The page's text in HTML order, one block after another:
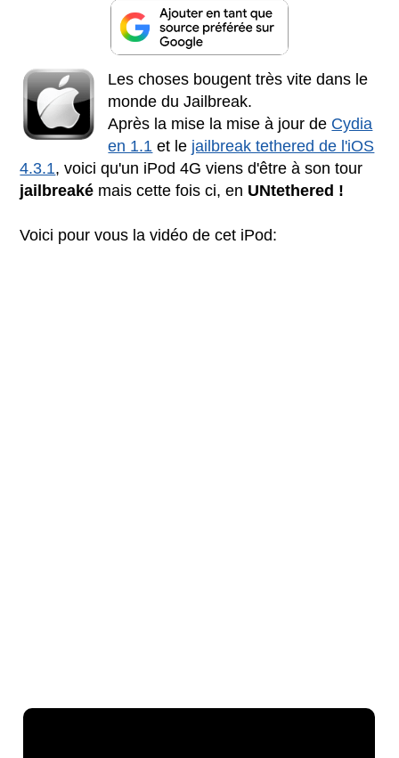
Les choses bougent très vite dans le
monde du Jailbreak.
Après la mise la mise à jour de Cydia
en 1.1 et le jailbreak tethered de l'iOS
4.3.1, voici qu'un iPod 4G viens d'être à son tour
jailbreaké mais cette fois ci, en UNtethered !
Voici pour vous la vidéo de cet iPod: